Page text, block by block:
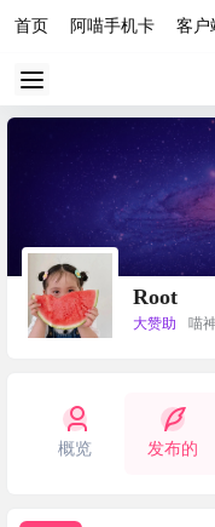
首页 阿喵手机卡 客户
Root
大赞助 喵神
概览 发布的